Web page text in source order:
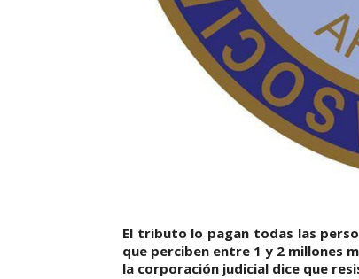
El tributo lo pagan todas las
que perciben entre 1 y 2 millones
la corporación judicial dice que